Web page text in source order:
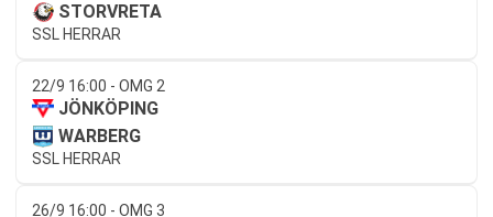
STORVRETA
SSL HERRAR
22/9 16:00 - OMG 2
JÖNKÖPING
WARBERG
SSL HERRAR
26/9 16:00 - OMG 3